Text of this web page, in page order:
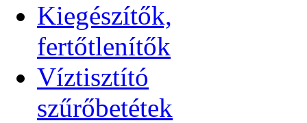
Kiegészítők,
fertőtlenítők
Víztisztító
szűrőbetétek